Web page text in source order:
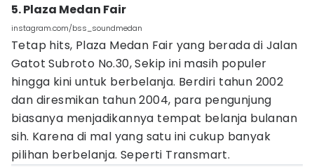
5. Plaza Medan Fair
instagram.com/bss_soundmedan
Tetap hits, Plaza Medan Fair yang berada di Jalan
Gatot Subroto No.30, Sekip ini masih populer
hingga kini untuk berbelanja. Berdiri tahun 2002
dan diresmikan tahun 2004, para pengunjung
biasanya menjadikannya tempat belanja bulanan
sih. Karena di mal yang satu ini cukup banyak
pilihan berbelanja. Seperti Transmart.